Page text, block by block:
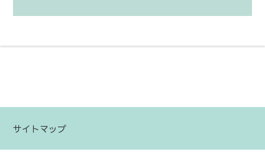
サイトマップ